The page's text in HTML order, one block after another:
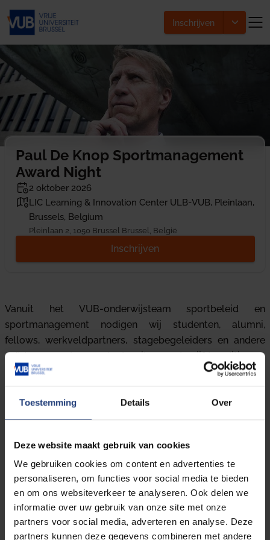
Toestemming Details Over
Deze website maakt gebruik van cookies
We gebruiken cookies om content en advertenties te
personaliseren, om functies voor social media te bieden
en om ons websiteverkeer te analyseren. Ook delen we
informatie over uw gebruik van onze site met onze
partners voor social media, adverteren en analyse. Deze
partners kunnen deze gegevens combineren met andere
Inschrijven
Paul De Knop Sportmanagement
Award Night
2 oktober 2026
LIC Learning & Innovation Center ULB-VUB, Pleinlaan,
Brussels, Belgium
Pleinlaan 2, 1050 Brussel Brussel, België
Inschrijven
Vanuit het VUB-onderwijsteam sportbeleid en
sportmanagement nodigen wij studenten, alumni,
fellows, werkveldpartners, stagebegeleiders en andere
geïnteresseerden van harte uit voor de vijfde editie van
dePaul De Knop Sportmanagement Award Night.
Dit evenement vindt plaats op vrijdag 2 oktober 2026 in
Tijdens deze avond brengen we studenten, alumni en
professionals uit het werkveld samen voor een
inspirerend programma en waardevolle ontmoetingen.
We vieren de kracht van ons netwerk en reiken twee
bijzondere awards uit: